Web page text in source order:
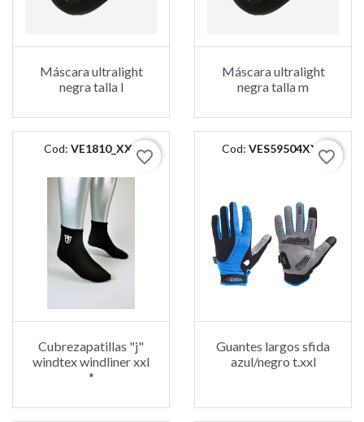
Máscara ultralight
negra talla l
Máscara ultralight
negra talla m
Cod: VE1810_XXLfavorite_border
Cubrezapatillas "j"
windtex windliner xxl
*
Cod: VES59504XXLfavorite_border
Guantes largos sfida
azul/negro t.xxl